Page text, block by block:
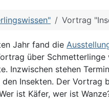
Vortrag
Jahr fand die
über
Inzwischen stehen
Insekten. Der
ist Käfer, wer ist